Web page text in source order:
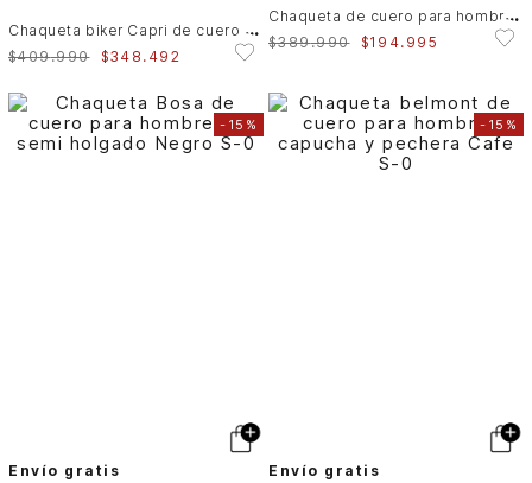
C
haqueta biker Capri de cuero para hombre semi ajustada
$409.990 $348 . 492
C
haqueta de cuero para hombre Nila 2
$389.990 $194. 995
- 15%
Envío gratis
- 15%
Envío gratis